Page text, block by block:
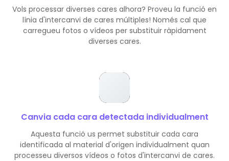
Vols processar diverses cares alhora? Proveu la funció en
línia d'intercanvi de cares múltiples! Només cal que
carregueu fotos o vídeos per substituir ràpidament
diverses cares.
Canvia cada cara detectada individualment
Aquesta funció us permet substituir cada cara
identificada al material d'origen individualment quan
processeu diversos vídeos o fotos d'intercanvi de cares.